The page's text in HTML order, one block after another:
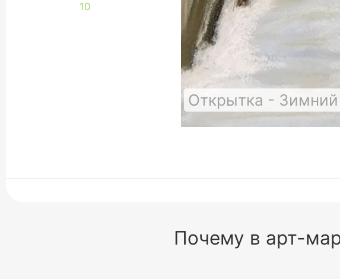
10
Открытка -
Почему в арт-